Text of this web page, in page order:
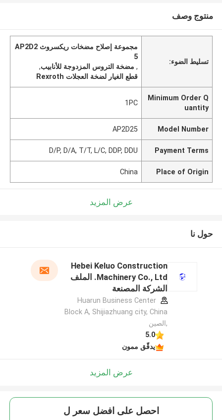
منتوج وصف
تسليط الضوء:
مجموعة إصلاح مضخات ريكسروث AP2D2
5
, مضخة التروس المزدوجة للأنابيب,
قطع الغيار لضخة العجلات Rexroth
Minimum Order Q
uantity
1PC
Model Number
AP2D25
Payment Terms
D/P, D/A, T/T, L/C, DDP, DDU
Place of Origin
China
عرض المزيد
حول نا
Hebei Keluo Construction
Machinery Co., Ltd. الملف
الشركة المصنعة
Huarun Business Center
Block A, Shijiazhuang city, China
,الصين
5.0
يدقّق ممون
عرض المزيد
احصل على افضل سعر ل